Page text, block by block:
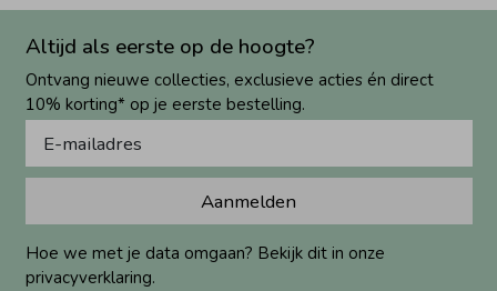
Altijd als eerste op de hoogte?
Ontvang nieuwe collecties, exclusieve acties én direct
10% korting* op je eerste bestelling.
Aanmelden
Hoe we met je data omgaan? Bekijk dit in onze
privacyverklaring.